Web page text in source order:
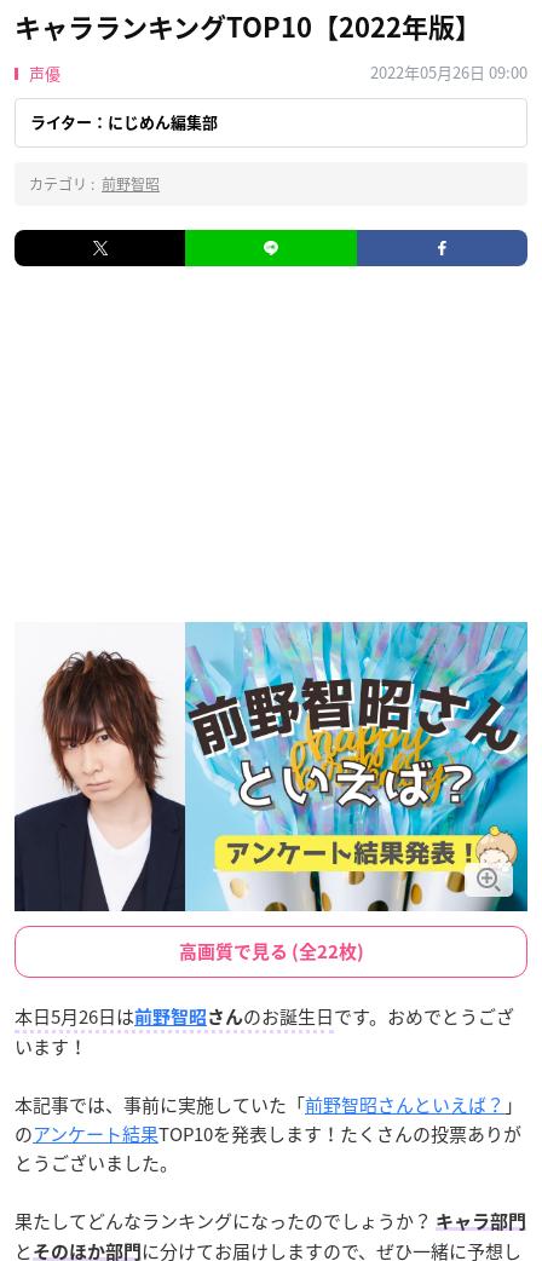
キャラランキングTOP10【2022年版】
声優 2022年05月26日 09:00
ライター：にじめん編集部
カテゴリ : 前野智昭
高画質で見る (全22枚)
本日5月26日は前野智昭 さんのお誕生日です。おめでとうござ
います！
本記事では、事前に実施していた「前野智昭さんといえば？ 」
のアンケート結果TOP10を発表します！たくさんの投票ありが
とうございました。
果たしてどんなランキングになったのでしょうか？ キャラ部門
と そのほか部門 に分けてお届けしますので、ぜひ一緒に予想し